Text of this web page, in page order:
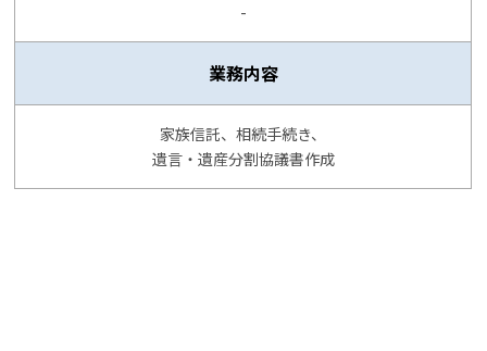
-
業務内容
家族信託、相続手続き、
遺言・遺産分割協議書作成